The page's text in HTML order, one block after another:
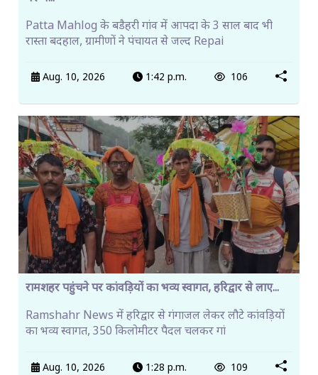
Patta Mahlog के बडैहरी गांव में आपदा के 3 साल बाद भी
रास्ता बदहाल, ग्रामीणों ने पंचायत से जल्द Repai
Aug. 10, 2026 1:42 p.m. 106
रामशहर पहुंचने पर कांवड़ियों का भव्य स्वागत, हरिद्वार से लाए...
Ramshahr News में हरिद्वार से गंगाजल लेकर लौटे कांवड़ियों
का भव्य स्वागत, 350 किलोमीटर पैदल चलकर गां
Aug. 10, 2026 1:28 p.m. 109